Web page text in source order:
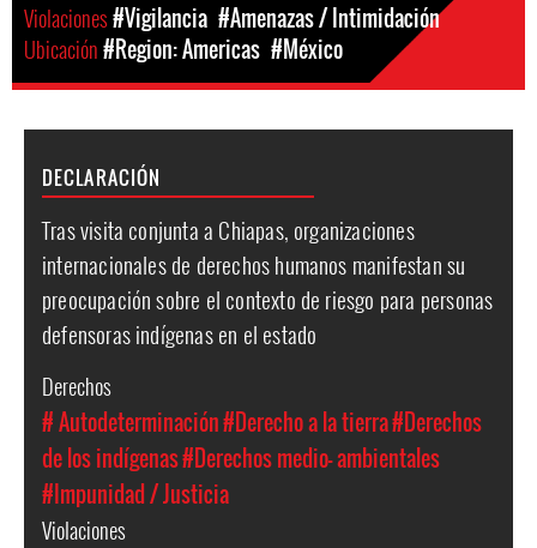
Violaciones#Vigilancia #Amenazas / Intimidación
Ubicación#Region: Americas #México
DECLARACIÓN
Tras visita conjunta a Chiapas, organizaciones
internacionales de derechos humanos manifestan su
preocupación sobre el contexto de riesgo para personas
defensoras indígenas en el estado
Derechos
# Autodeterminación#Derecho a la tierra#Derechos
de los indígenas#Derechos medio- ambientales
#Impunidad / Justicia
Violaciones